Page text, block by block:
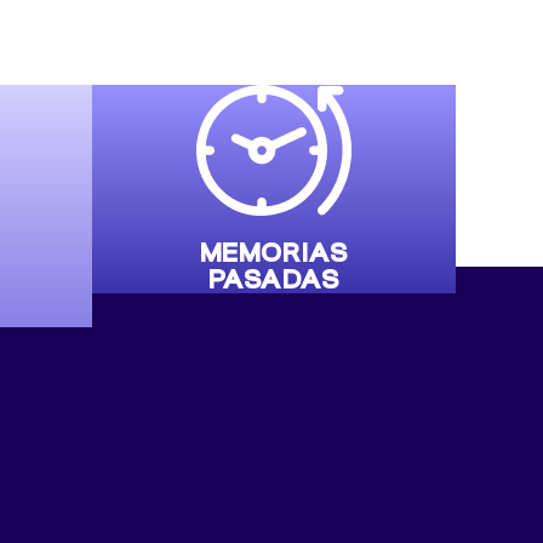
MEMORIAS
PASADAS